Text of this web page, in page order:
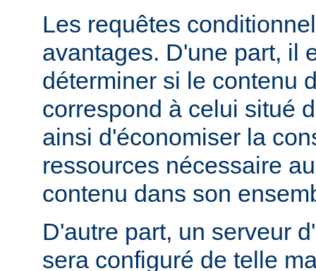
Les requêtes
avantages. D'une part, il
déterminer si le contenu
correspond à celui situé
ainsi d'économiser la
ressources nécessaire
contenu dans son
D'autre part, un serveur
sera configuré de telle